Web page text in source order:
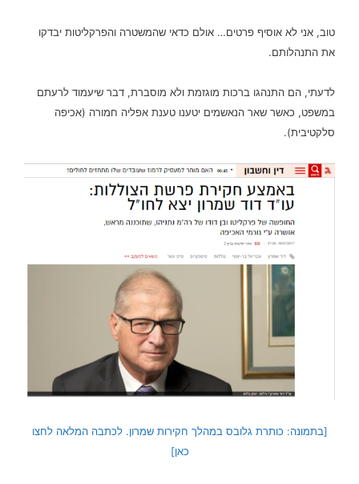
טוב, אני לא אוסיף פרטים… אולם כדאי שהמשטרה והפרקליטות יבדקו
את התנהלותם.
לדעתי, הם התנהגו ברכות מוגזמת ולא מוסברת, דבר שיעמוד לרעתם
במשפט, כאשר שאר הנאשמים יטענו טענת אפליה חמורה (אכיפה
סלקטיבית).
[בתמונה: כותרת גלובס במהלך חקירות שמרון. לכתבה המלאה לחצו
כאן]